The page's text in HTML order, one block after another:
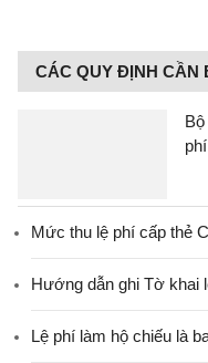
CÁC QUY ĐỊNH CẦN
Mức thu lệ phí cấp thẻ
Hướng dẫn ghi Tờ khai
Lệ phí làm hộ chiếu là